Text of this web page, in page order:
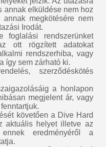
annak elküldése nem hoz
megkötésére nem
Irodát.
foglalási rendszerünket
ott rögzített adatokat
rendszerhiba, vagy
így sem zárható ki.
szerződéskötés
a honlapon
megjelent ár, vagy
követően a Dive Hard
aktuális helyet illetve az
eredményéről a